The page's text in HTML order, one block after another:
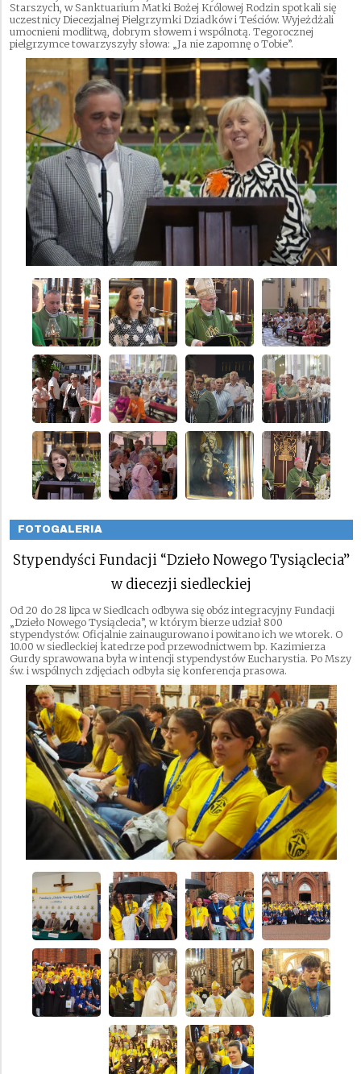
Starszych, w Sanktuarium Matki Bożej Królowej Rodzin spotkali się
uczestnicy Diecezjalnej Pielgrzymki Dziadków i Teściów. Wyjeżdżali
umocnieni modlitwą, dobrym słowem i wspólnotą. Tegorocznej
pielgrzymce towarzyszyły słowa: „Ja nie zapomnę o Tobie”.
FOTOGALERIA
Stypendyści Fundacji “Dzieło Nowego Tysiąclecia”
w diecezji siedleckiej
Od 20 do 28 lipca w Siedlcach odbywa się obóz integracyjny Fundacji
„Dzieło Nowego Tysiąclecia”, w którym bierze udział 800
stypendystów. Oficjalnie zainaugurowano i powitano ich we wtorek. O
10.00 w siedleckiej katedrze pod przewodnictwem bp. Kazimierza
Gurdy sprawowana była w intencji stypendystów Eucharystia. Po Mszy
św. i wspólnych zdjęciach odbyła się konferencja prasowa.